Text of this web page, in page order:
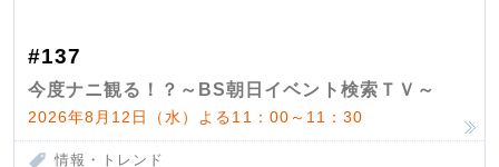
#137
今度ナニ観る！？～BS朝日イベント検索ＴＶ～
2026年8月12日（水）よる11：00～11：30
情報・トレンド